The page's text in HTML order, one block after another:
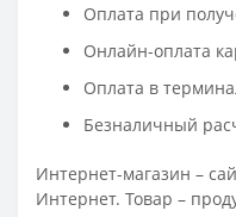
Оплата при
Онлайн-оплата
Оплата в
Безналичный
Интернет-магазин –
Интернет. Товар –